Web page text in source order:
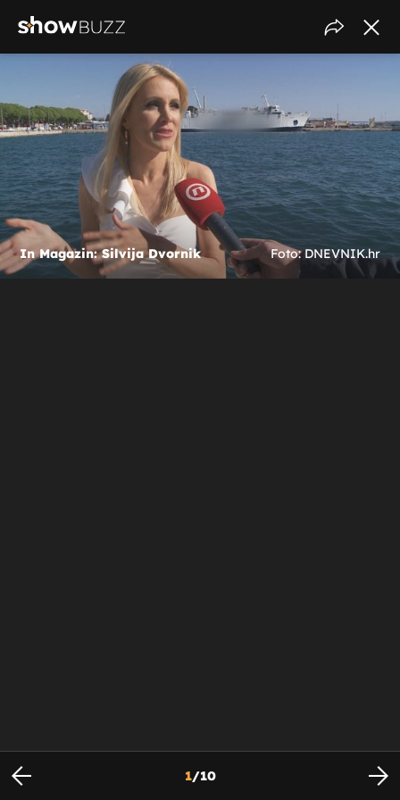
In Magazin: Silvija Dvornik Foto: DNEVNIK.hr
1/10